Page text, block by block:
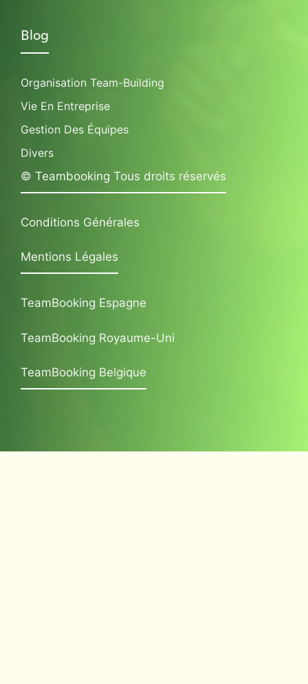
Blog
Organisation Team-Building
Vie En Entreprise
Gestion Des Équipes
Divers
© Teambooking Tous droits réservés
Conditions Générales
Mentions Légales
TeamBooking Espagne
TeamBooking Royaume-Uni
TeamBooking Belgique